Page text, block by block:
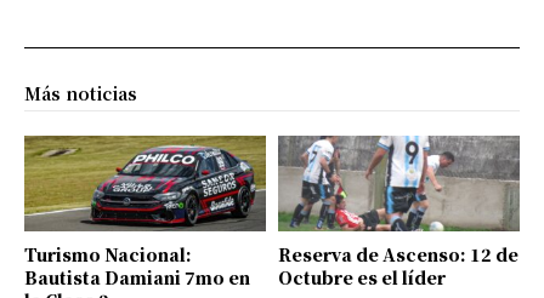
Más noticias
Turismo Nacional:
Bautista Damiani 7mo en
Reserva de Ascenso: 12 de
Octubre es el líder